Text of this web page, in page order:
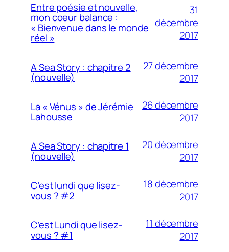
Entre poésie et nouvelle,
mon coeur balance :
« Bienvenue dans le monde
réel »
31
décembre
2017
A Sea Story : chapitre 2
(nouvelle)
27 décembre
2017
La « Vénus » de Jérémie
Lahousse
26 décembre
2017
A Sea Story : chapitre 1
(nouvelle)
20 décembre
2017
C’est lundi que lisez-
vous ? #2
18 décembre
2017
C’est Lundi que lisez-
vous ? #1
11 décembre
2017